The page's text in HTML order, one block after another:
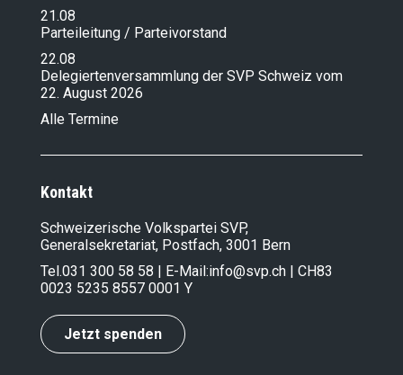
21.08
Parteileitung / Parteivorstand
22.08
Delegiertenversammlung der SVP Schweiz vom
22. August 2026
Alle Termine
Kontakt
Schweizerische Volkspartei SVP,
Generalsekretariat, Postfach, 3001 Bern
Tel.031 300 58 58 | E-Mail:info@svp.ch | CH83
0023 5235 8557 0001 Y
Jetzt spenden